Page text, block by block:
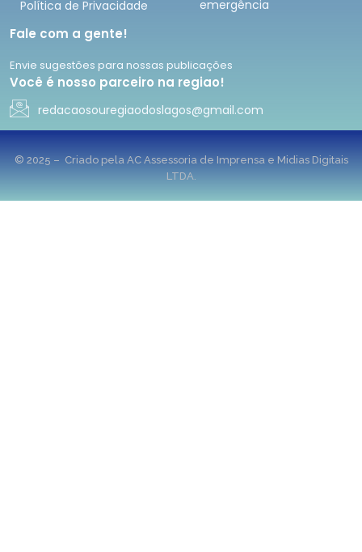
Política de Privacidade
emergência
Fale com a gente!
Envie sugestões para nossas publicações
Você é nosso parceiro na regiao!
redacaosouregiaodoslagos@gmail.com
© 2025 – Criado pela AC Assessoria de Imprensa e Midias Digitais
LTDA.